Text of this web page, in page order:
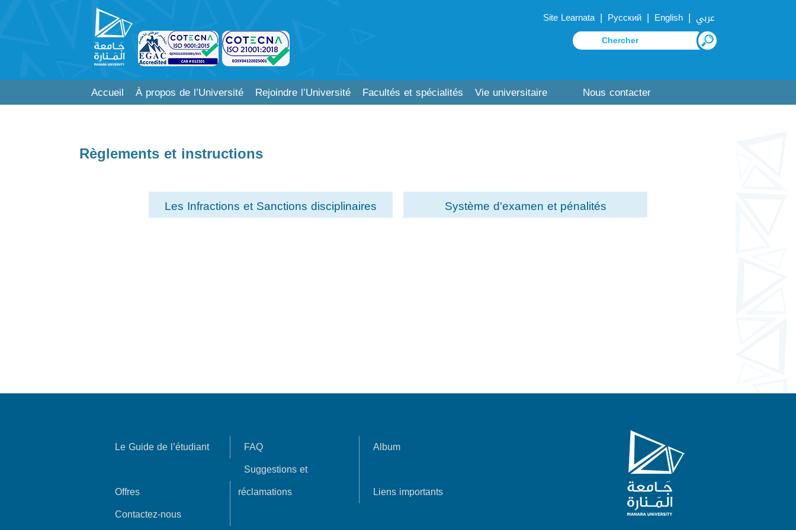
Site Learnata | Русский | English | عربي
Accueil À propos de l’Université Rejoindre l’Université Facultés et spécialités Vie universitaire Nous contacter
Règlements et instructions
Les Infractions et Sanctions disciplinaires Système d'examen et pénalités
Le Guide de l’étudiant FAQ Album
Offres
Suggestions et
réclamations
Liens importants
Contactez-nous